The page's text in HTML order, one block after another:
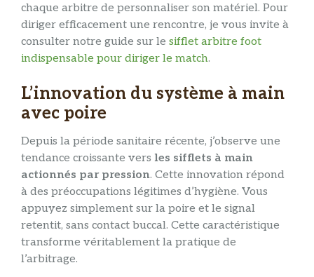
chaque arbitre de personnaliser son matériel. Pour
diriger efficacement une rencontre, je vous invite à
consulter notre guide sur le sifflet arbitre foot
indispensable pour diriger le match.
L’innovation du système à main
avec poire
Depuis la période sanitaire récente, j’observe une
tendance croissante vers les sifflets à main
actionnés par pression. Cette innovation répond
à des préoccupations légitimes d’hygiène. Vous
appuyez simplement sur la poire et le signal
retentit, sans contact buccal. Cette caractéristique
transforme véritablement la pratique de
l’arbitrage.